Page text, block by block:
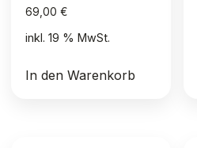
69,00 €
inkl. 19 % MwSt.
In den Warenkorb